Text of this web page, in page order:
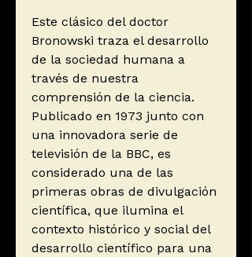
Este clásico del doctor
Bronowski traza el desarrollo
de la sociedad humana a
través de nuestra
comprensión de la ciencia.
Publicado en 1973 junto con
una innovadora serie de
televisión de la BBC, es
considerado una de las
primeras obras de divulgación
científica, que ilumina el
contexto histórico y social del
desarrollo científico para una